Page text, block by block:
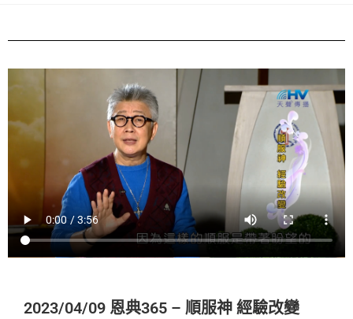
2023/04/09 恩典365 – 順服神 經驗改變